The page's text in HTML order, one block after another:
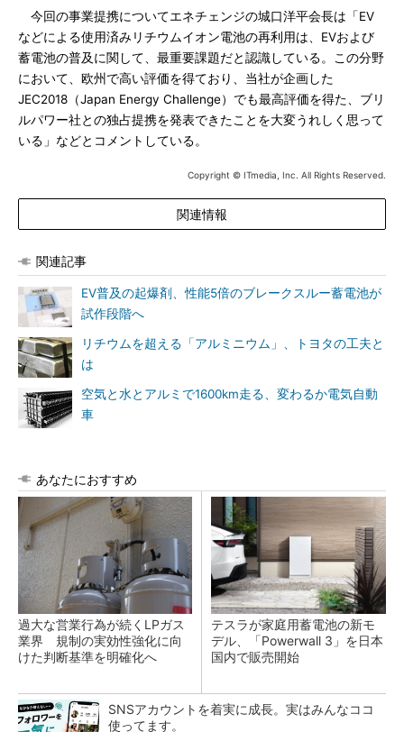
今回の事業提携についてエネチェンジの城口洋平会長は「EV
などによる使用済みリチウムイオン電池の再利用は、EVおよび
蓄電池の普及に関して、最重要課題だと認識している。この分野
において、欧州で高い評価を得ており、当社が企画した
JEC2018（Japan Energy Challenge）でも最高評価を得た、ブリ
ルパワー社との独占提携を発表できたことを大変うれしく思って
いる」などとコメントしている。
Copyright © ITmedia, Inc. All Rights Reserved.
関連情報
関連記事
EV普及の起爆剤、性能5倍のブレークスルー蓄電池が
試作段階へ
リチウムを超える「アルミニウム」、トヨタの工夫と
は
空気と水とアルミで1600km走る、変わるか電気自動
車
あなたにおすすめ
過大な営業行為が続くLPガス
業界 規制の実効性強化に向
けた判断基準を明確化へ
テスラが家庭用蓄電池の新モ
デル、「Powerwall 3」を日本
国内で販売開始
SNSアカウントを着実に成長。実はみんなココ
使ってます。